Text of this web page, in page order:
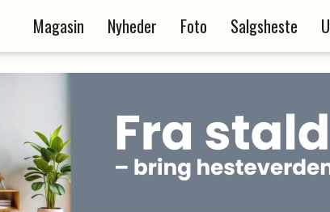
Magasin Nyheder Foto Salgsheste